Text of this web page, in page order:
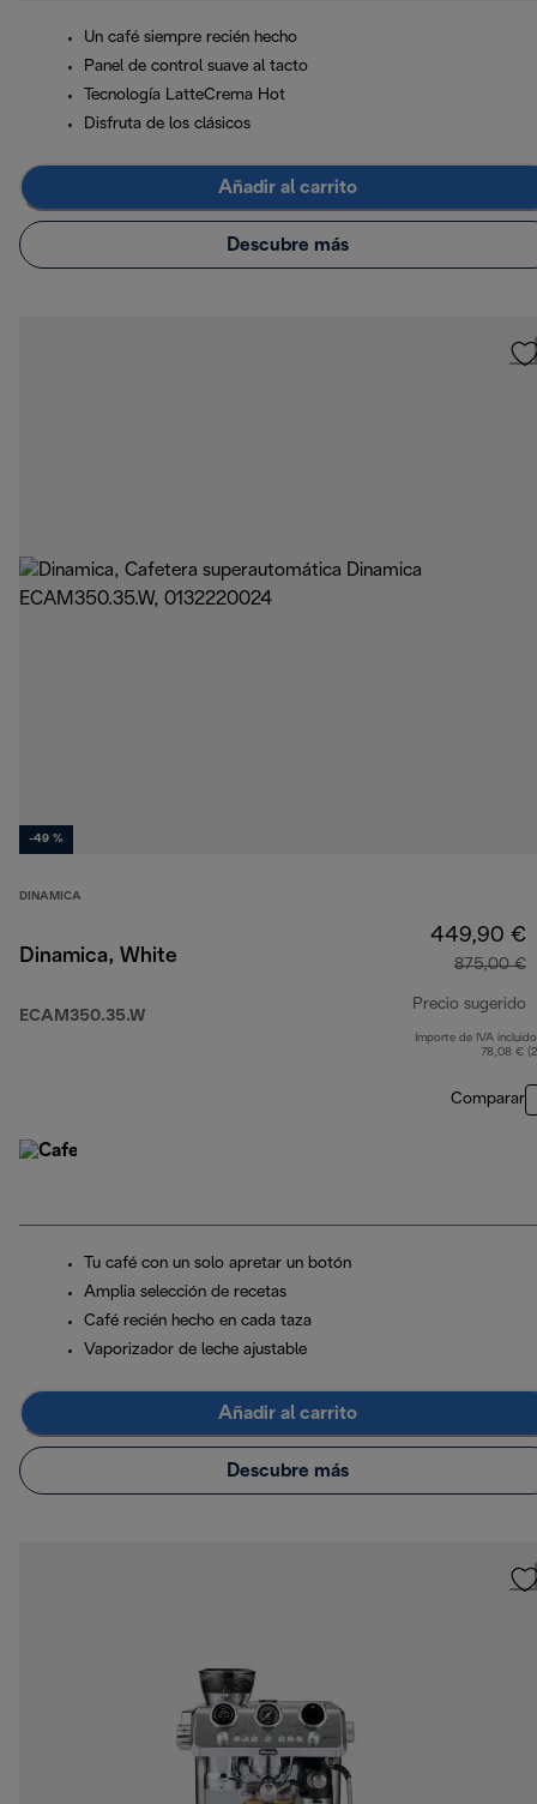
Un café siempre recién hecho
Panel de control suave al tacto
Tecnología LatteCrema Hot
Disfruta de los clásicos
Añadir al carrito
Descubre más
-49 %
DINAMICA
Dinamica, White
ECAM350.35.W
449,90 €
875,00 €
Precio sugerido
Importe de IVA
78,08 €
Comparar
Tu café con un solo apretar un botón
Amplia selección de recetas
Café recién hecho en cada taza
Vaporizador de leche ajustable
Añadir al carrito
Descubre más